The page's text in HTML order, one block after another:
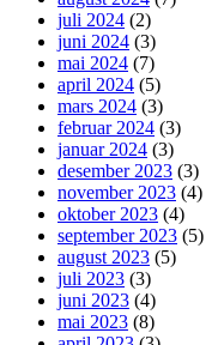
juli 2024 (2)
juni 2024 (3)
mai 2024 (7)
april 2024 (5)
mars 2024 (3)
februar 2024 (3)
januar 2024 (3)
desember 2023 (3)
november 2023 (4)
oktober 2023 (4)
september 2023 (5)
august 2023 (5)
juli 2023 (3)
juni 2023 (4)
mai 2023 (8)